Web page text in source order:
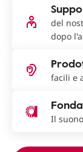
del
dopo
facili e
Il